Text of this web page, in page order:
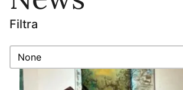
Filtra
Filtra
Filtra